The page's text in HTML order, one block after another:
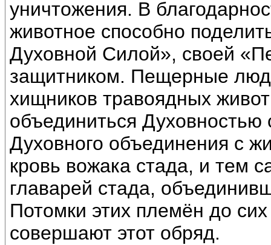
уничтожения. В
животное способно
Духовной Силой», своей
защитником. Пещерные
хищников травоядных
объединиться
Духовного объединения с
кровь вожака стада, и тем
главарей стада,
Потомки этих племён до
совершают этот обряд.